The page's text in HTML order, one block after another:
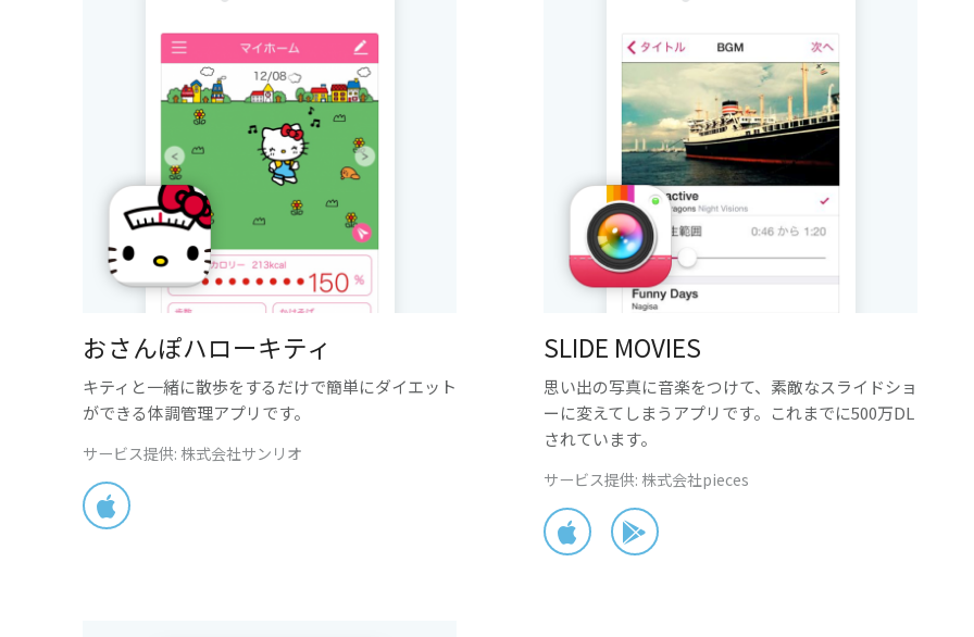
おさんぽハローキティ
キティと一緒に散歩をするだけで簡単にダイエット
ができる体調管理アプリです。
サービス提供: 株式会社サンリオ
App Store
SLIDE MOVIES
思い出の写真に音楽をつけて、素敵なスライドショ
ーに変えてしまうアプリです。これまでに500万DL
されています。
サービス提供: 株式会社pieces
App StoreGoogle Play